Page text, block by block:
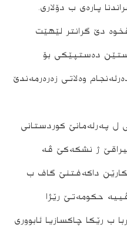
پارەی ب دۆلاری.
دێ گرانتر لێھێت
دەستپێکی بۆ
وەلاتی زەرەرمەندێ
ل پەرلەمانێ کوردستانی
ئیراقێ ژ نشکەکێ ڤە
داکەفتنێ گاف ب
حکومەتێ رێژا
١٦٪ کێمکربا ب رێکا چاکسازیا ئابووری